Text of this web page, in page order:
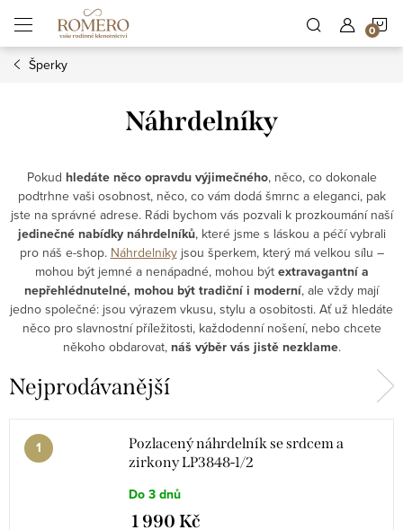
obsah
Šperky
Náhrdelníky
Pokud hledáte něco opravdu výjimečného, něco, co dokonale
podtrhne vaši osobnost, něco, co vám dodá šmrnc a eleganci, pak
jste na správné adrese. Rádi bychom vás pozvali k prozkoumání naší
jedinečné nabídky náhrdelníků, které jsme s láskou a péčí vybrali
pro náš e-shop. Náhrdelníkyjsou šperkem, který má velkou sílu –
mohou být jemné a nenápadné, mohou být extravagantní a
nepřehlédnutelné, mohou být tradiční i moderní, ale vždy mají
jedno společné: jsou výrazem vkusu, stylu a osobitosti. Ať už hledáte
něco pro slavnostní příležitosti, každodenní nošení, nebo chcete
někoho obdarovat, náš výběr vás jistě nezklame.
Nejprodávanější
Pozlacený náhrdelník se srdcem a
zirkony LP3848-1/2
Do 3 dnů
1 990 Kč